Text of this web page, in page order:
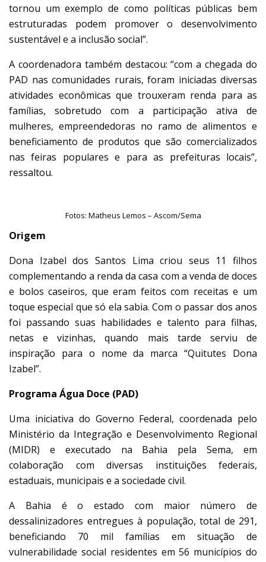
tornou um exemplo de como políticas públicas bem
estruturadas podem promover o desenvolvimento
sustentável e a inclusão social”.
A coordenadora também destacou: “com a chegada do
PAD nas comunidades rurais, foram iniciadas diversas
atividades econômicas que trouxeram renda para as
famílias, sobretudo com a participação ativa de
mulheres, empreendedoras no ramo de alimentos e
beneficiamento de produtos que são comercializados
nas feiras populares e para as prefeituras locais”,
ressaltou.
Fotos: Matheus Lemos – Ascom/Sema
Origem
Dona Izabel dos Santos Lima criou seus 11 filhos
complementando a renda da casa com a venda de doces
e bolos caseiros, que eram feitos com receitas e um
toque especial que só ela sabia. Com o passar dos anos
foi passando suas habilidades e talento para filhas,
netas e vizinhas, quando mais tarde serviu de
inspiração para o nome da marca “Quitutes Dona
Izabel”.
Programa Água Doce (PAD)
Uma iniciativa do Governo Federal, coordenada pelo
Ministério da Integração e Desenvolvimento Regional
(MIDR) e executado na Bahia pela Sema, em
colaboração com diversas instituições federais,
estaduais, municipais e a sociedade civil.
A Bahia é o estado com maior número de
dessalinizadores entregues à população, total de 291,
beneficiando 70 mil famílias em situação de
vulnerabilidade social residentes em 56 municípios do